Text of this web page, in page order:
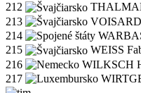
212
213
214
215
WEISS
216
WILKSCH
217